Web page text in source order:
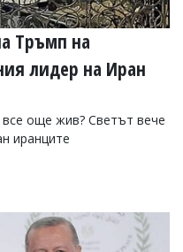
Тръмп на
лидер на Иран
още жив? Светът вече
иранците